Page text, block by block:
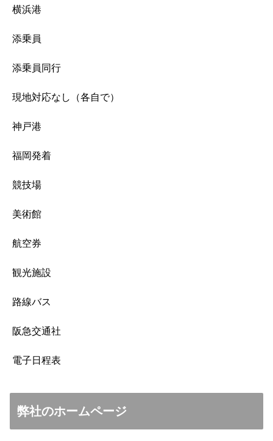
横浜港
添乗員
添乗員同行
現地対応なし（各自で）
神戸港
福岡発着
競技場
美術館
航空券
観光施設
路線バス
阪急交通社
電子日程表
弊社のホームページ